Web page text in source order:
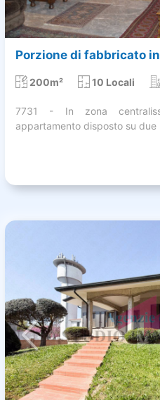
Porzione di fabbricato
200m² 10 Locali
7731 - In zona
appartamento disposto su due